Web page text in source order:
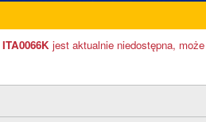
ITA0066K jest aktualnie niedostępna,